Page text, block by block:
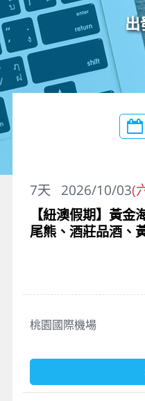
出
2026/10/03(
7天
【紐澳假期】黃
尾熊、酒莊品酒、
桃園國際機場